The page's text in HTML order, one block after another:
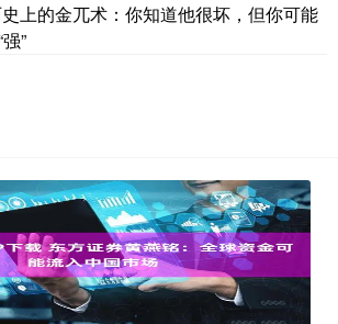
上的金兀术：你知道他很坏，但你可能
”